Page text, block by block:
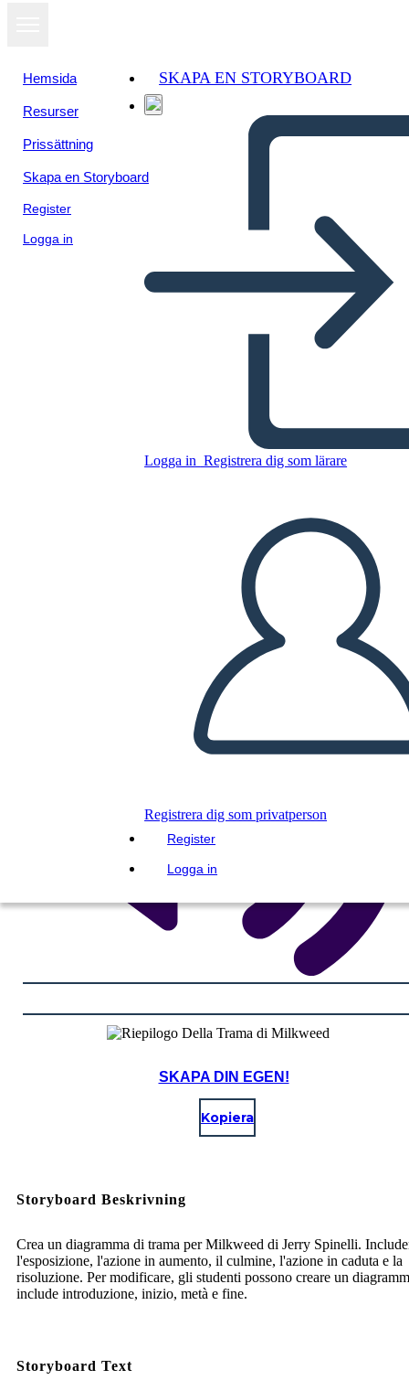
Hemsida
Resurser
Prissättning
Skapa en Storyboard
Register
Logga in
SKAPA EN STORYBOARD
Logga in Registrera dig som lärare
Registrera dig som privatperson
Register
Logga in
Milkweed
SKAPA EN STORYBOARD
SPELA UPP BILDSPEL
LÄS FÖR MIG
SKAPA DIN EGEN!
Kopiera
Storyboard Beskrivning
Crea un diagramma di trama per Milkweed di Jerry Spinelli.
l'esposizione, l'azione in aumento, il culmine, l'azione in caduta e la
risoluzione. Per modificare, gli studenti possono creare un
include introduzione, inizio, metà e fine.
Storyboard Text